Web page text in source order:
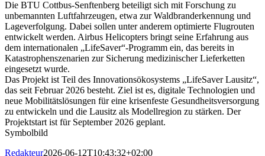
Die BTU Cottbus-Senftenberg beteiligt sich mit Forschung zu
unbemannten Luftfahrzeugen, etwa zur Waldbranderkennung und
Lageverfolgung. Dabei sollen unter anderem optimierte Flugrouten
entwickelt werden. Airbus Helicopters bringt seine Erfahrung aus
dem internationalen „LifeSaver“-Programm ein, das bereits in
Katastrophenszenarien zur Sicherung medizinischer Lieferketten
eingesetzt wurde.
Das Projekt ist Teil des Innovationsökosystems „LifeSaver Lausitz“,
das seit Februar 2026 besteht. Ziel ist es, digitale Technologien und
neue Mobilitätslösungen für eine krisenfeste Gesundheitsversorgung
zu entwickeln und die Lausitz als Modellregion zu stärken. Der
Projektstart ist für September 2026 geplant.
Symbolbild
Redakteur2026-06-12T10:43:32+02:00